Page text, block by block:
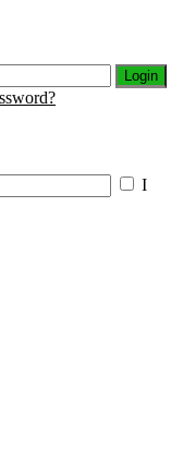
Login
I